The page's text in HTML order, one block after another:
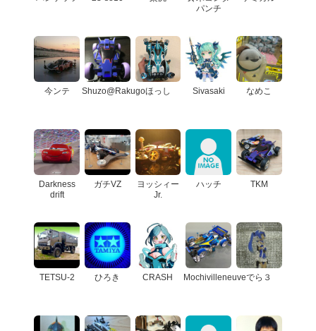
パンチ
今ンテ Shuzo@Rakugoほっし Sivasaki なめこ
Darkness
drift
ガチVZ
ヨッシィー
Jr.
ハッチ TKM
TETSU-2 ひろき CRASH Mochivilleneuveでら３